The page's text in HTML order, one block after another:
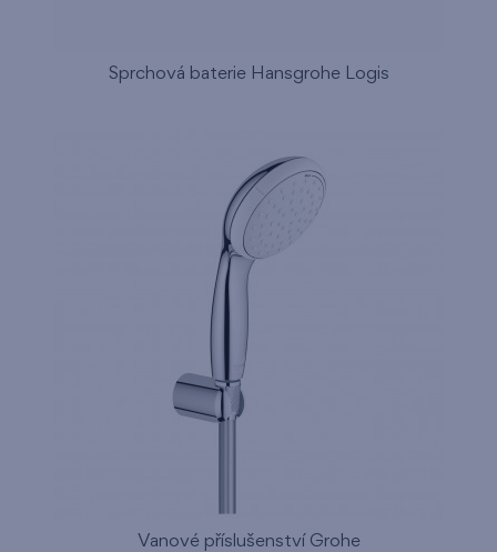
Sprchová baterie Hansgrohe Logis
Vanové příslušenství Grohe